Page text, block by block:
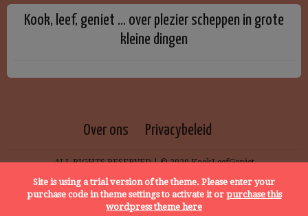
Kook, leef, geniet … over plezier scheppen in grote
kleine dingen
Over ons Privacybeleid
ALL RIGHTS RESERVED | © 2020 KookLeefGeniet
Site is using a trial version of the theme. Please enter your
purchase code in theme settings to activate it or purchase this
wordpress theme here